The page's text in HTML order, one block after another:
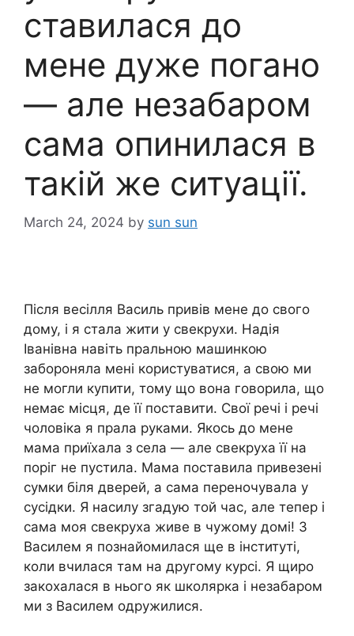
ставилася до
мене дуже погано
— але незабаром
сама опинилася в
такій же ситуації.
March 24, 2024 by sun sun
Після весілля Василь привів мене до свого
дому, і я стала жити у свекрухи. Надія
Іванівна навіть пральною машинкою
забороняла мені користуватися, а свою ми
не могли купити, тому що вона говорила, що
немає місця, де її поставити. Свої речі і речі
чоловіка я прала руками. Якось до мене
мама приїхала з села — але свекруха її на
поріг не пустила. Мама поставила привезені
сумки біля дверей, а сама переночувала у
сусідки. Я насилу згадую той час, але тепер і
сама моя свекруха живе в чужому домі! З
Василем я познайомилася ще в інституті,
коли вчилася там на другому курсі. Я щиро
закохалася в нього як школярка і незабаром
ми з Василем одружилися.